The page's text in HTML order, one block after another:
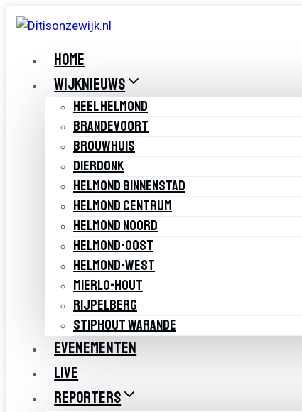
Doorgaan
naar
HOME
WIJKNIEUWS
HEEL HELMOND
BRANDEVOORT
BROUWHUIS
DIERDONK
HELMOND BINNENSTAD
HELMOND CENTRUM
HELMOND NOORD
HELMOND-OOST
HELMOND-WEST
MIERLO-HOUT
RIJPELBERG
STIPHOUT WARANDE
EVENEMENTEN
LIVE
REPORTERS